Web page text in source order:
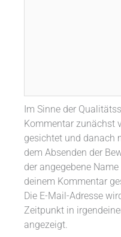
Im Sinne der
Kommentar zunächst
gesichtet und danach
dem Absenden der
der angegebene
deinem Kommentar
Die E-Mail-Adresse
Zeitpunkt in
angezeigt.